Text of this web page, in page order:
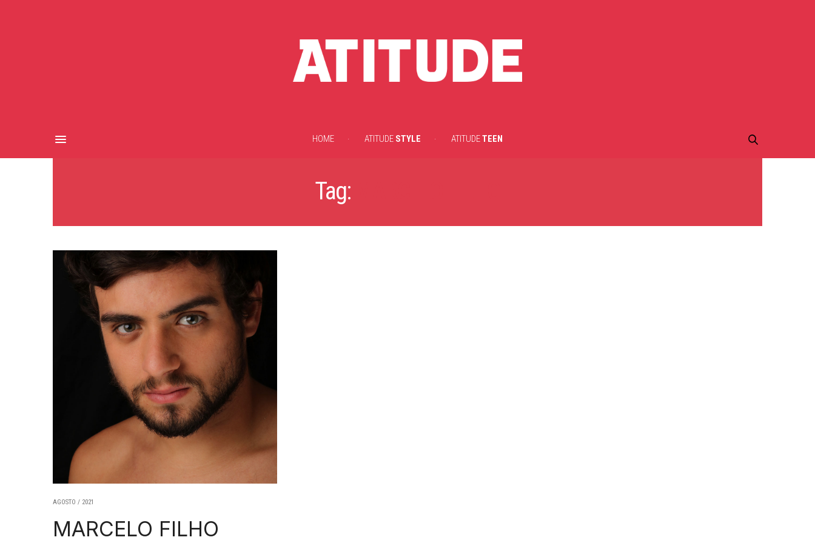
HOME ATITUDE STYLE ATITUDETEEN
Tag:
AGOSTO / 2021
MARCELO FILHO